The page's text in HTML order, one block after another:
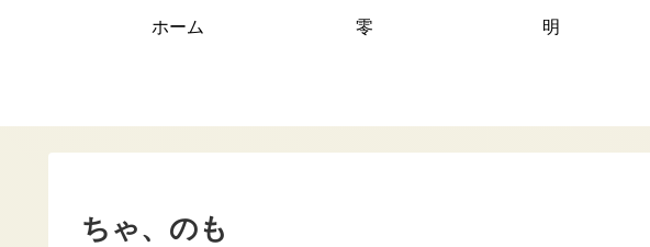
ホーム 零 明
ちゃ、のも